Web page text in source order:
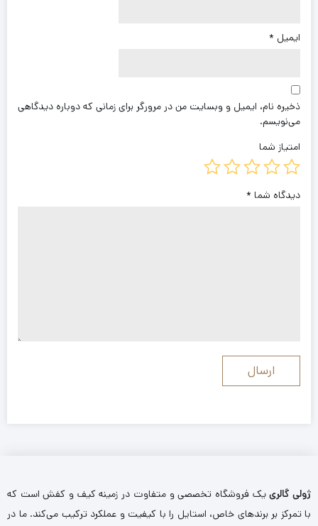
ایمیل *
ذخیره نام، ایمیل و وبسایت من در مرورگر برای زمانی که دوباره دیدگاهی
می‌نویسم.
امتیاز شما
دیدگاه شما *
ژولی گالرییک فروشگاه تخصصی و متفاوت در زمینه کیف و کفش است که
با تمرکز بر برندهای خاص، استایل را با کیفیت و عملکرد ترکیب می‌کند. ما در